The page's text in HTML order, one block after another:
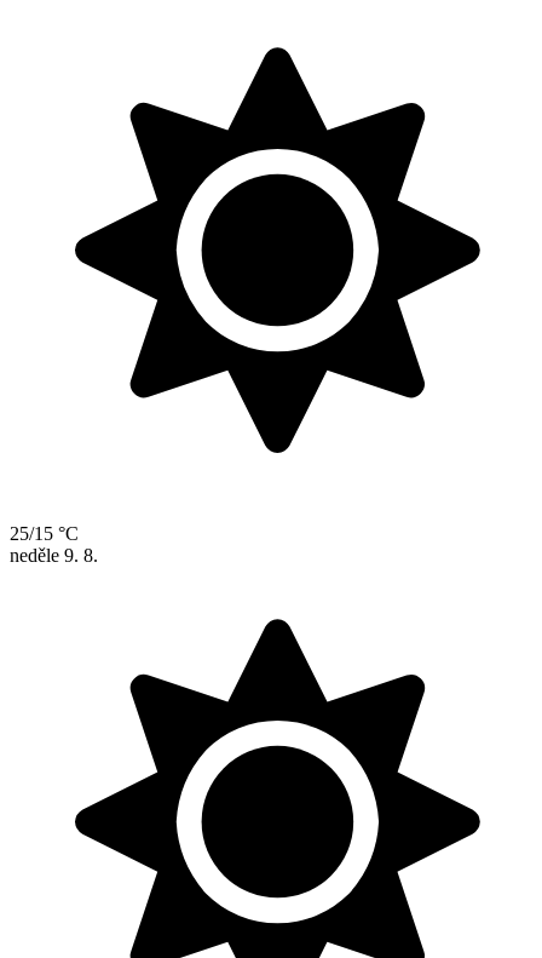
25/15 °C
neděle 9. 8.